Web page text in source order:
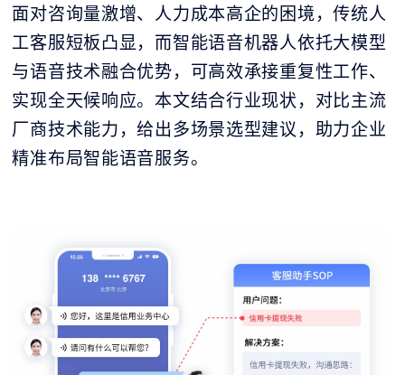
面对咨询量激增、人力成本高企的困境，传统人
工客服短板凸显，而智能语音机器人依托大模型
与语音技术融合优势，可高效承接重复性工作、
实现全天候响应。本文结合行业现状，对比主流
厂商技术能力，给出多场景选型建议，助力企业
精准布局智能语音服务。